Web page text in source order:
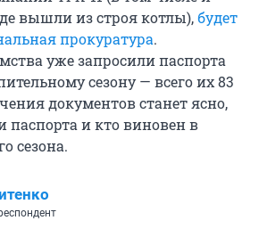
вышли из строя котлы),будет
прокуратура.
уже запросили паспорта
сезону — всего их 83
документов станет ясно,
паспорта и кто виновен в
сезона.